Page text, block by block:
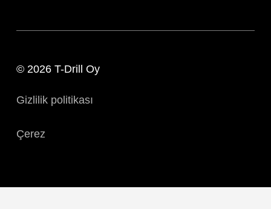
© 2026 T-Drill Oy
Gizlilik politikası
Çerez